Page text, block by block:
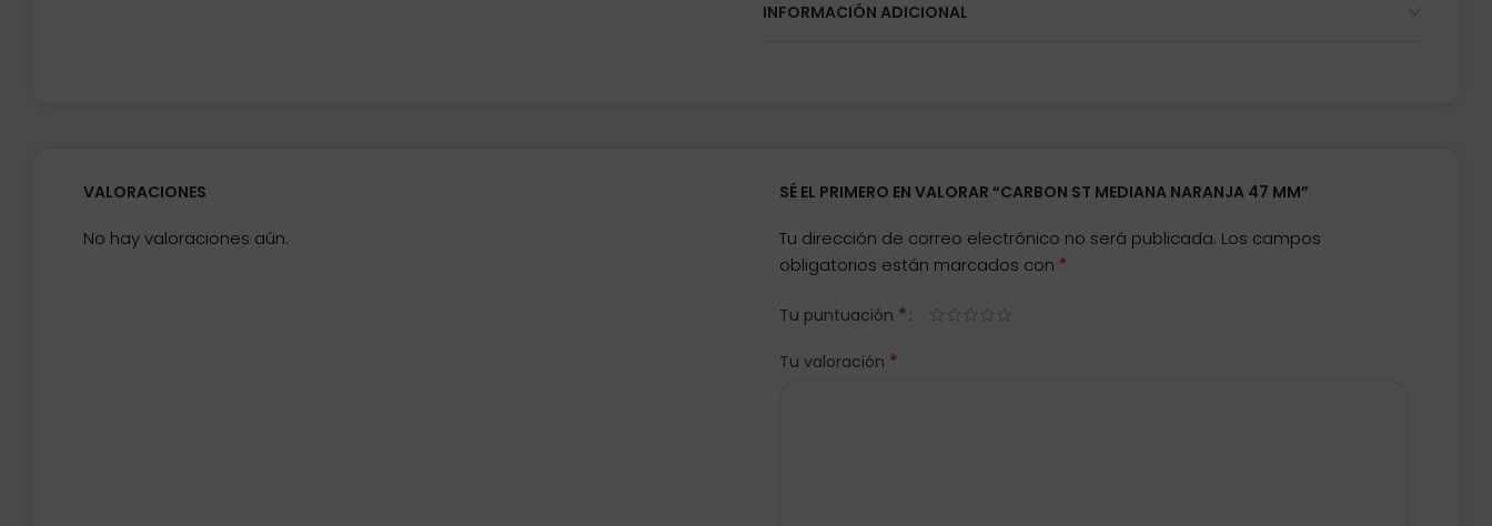
significativamente la resistencia del eje, lo que reduce los daños y las roturas.
INFORMACIÓN ADICIONAL
VALORACIONES
No hay valoraciones aún.
SÉ EL PRIMERO EN VALORAR “CARBON ST MEDIANA NARANJA 47 MM”
Tu dirección de correo electrónico no será publicada. Los campos
obligatorios están marcados con *
Tu puntuación *
Tu valoración *